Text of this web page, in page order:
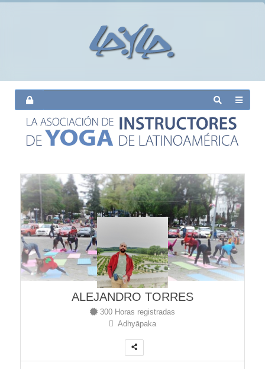
ALEJANDRO TORRES
300 Horas registradas
Adhyāpaka